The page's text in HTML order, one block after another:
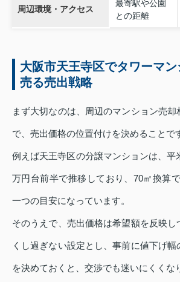
周辺環境・アクセス
最寄駅や公園
との距離
大阪市天王寺区でタワーマン
売る売出戦略
まず大切なのは、周辺のマンション売却
で、売出価格の位置付けを決めることで
例えば天王寺区の分譲マンションは、平
万円台前半で推移しており、70㎡換算
一つの目安になっています。
そのうえで、売出価格は希望額を反映し
くし過ぎない設定とし、事前に値下げ
を決めておくと、交渉でも迷いにくくな